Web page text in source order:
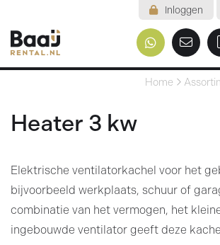
Welkom
Contact
Inloggen
Home
Heater 3 kw
Elektrische ventilatorkachel voor het
bijvoorbeeld werkplaats, schuur of
combinatie van het vermogen, het
ingebouwde ventilator geeft deze